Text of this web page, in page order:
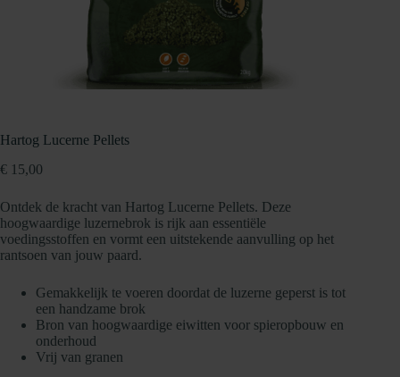
Hartog Lucerne Pellets
€ 15,00
Ontdek de kracht van Hartog Lucerne Pellets. Deze
hoogwaardige luzernebrok is rijk aan essentiële
voedingsstoffen en vormt een uitstekende aanvulling op het
rantsoen van jouw paard.
Gemakkelijk te voeren doordat de luzerne geperst is tot
een handzame brok
Bron van hoogwaardige eiwitten voor spieropbouw en
onderhoud
Vrij van granen